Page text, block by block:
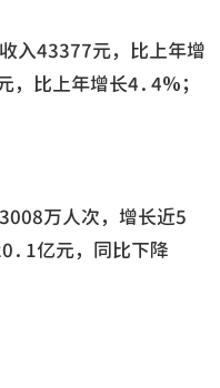
入43377元，比上年增
，比上年增长4.4%；
万人次，增长近5
亿元，同比下降